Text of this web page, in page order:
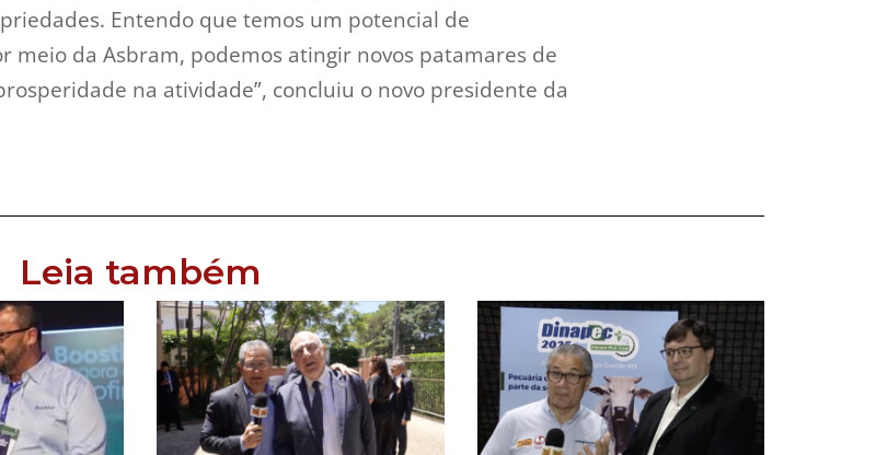
Entendo que temos um potencial de
meio da Asbram, podemos atingir novos patamares de
na atividade”, concluiu o novo presidente da
Leia também